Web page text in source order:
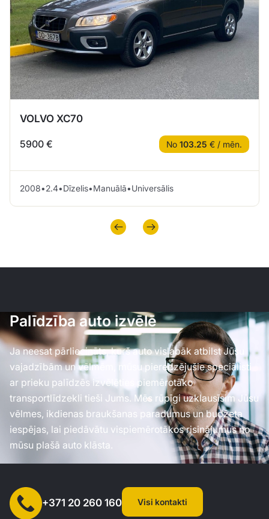
VOLVO XC70
5900 € No 103.25 € / mēn.
2008•2.4•Dīzelis•Manuālā•Universālis
Palīdzība auto izvēlē
Ja neesat pārliecināts, kurš auto vislabāk atbilst Jūsu
vajadzībām un vēlmēm, mūsu pieredzējušie speciālisti
ar prieku palīdzēs izvēlēties piemērotāko
transportlīdzekli tieši Jums. Mēs rūpīgi uzklausīsim Jūsu
vēlmes, ikdienas braukšanas paradumus un budžeta
iespējas, lai piedāvātu vispiemērotākos risinājumus no
mūsu plašā auto klāsta.
+371 20 260 160 Visi kontakti